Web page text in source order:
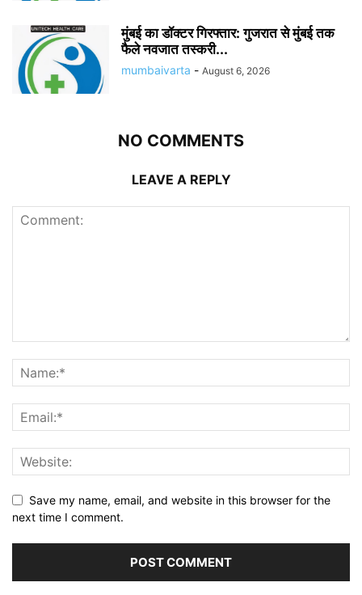
मुंबई का डॉक्टर गिरफ्तार: गुजरात से मुंबई तक
फैले नवजात तस्करी...
mumbaivarta - August 6, 2026
NO COMMENTS
LEAVE A REPLY
Save my name, email, and website in this browser for the
next time I comment.